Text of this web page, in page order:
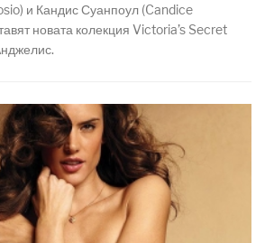
и Кандис Суанпоул (Candice
новата колекция Victoria’s Secret